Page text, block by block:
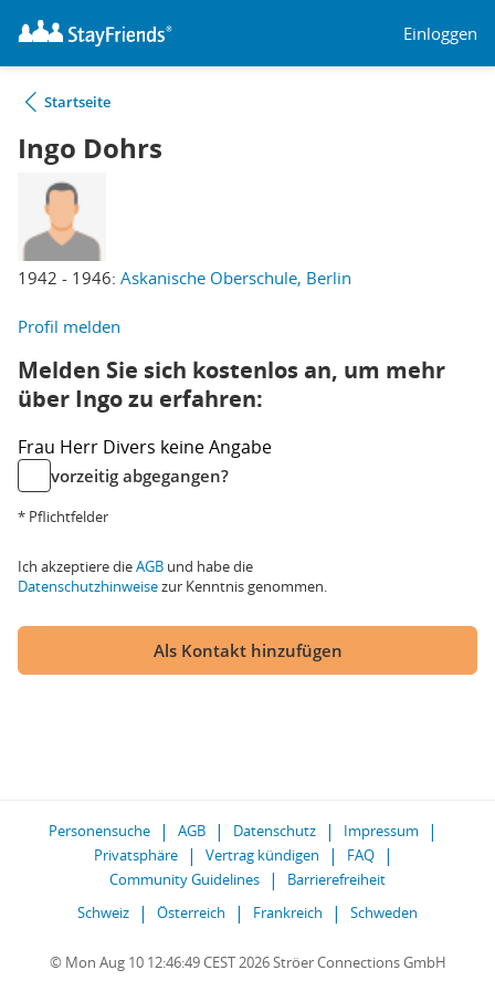
Einloggen
Startseite
Ingo Dohrs
1942 - 1946: Askanische Oberschule, Berlin
Profil melden
Melden Sie sich kostenlos an, um mehr
über Ingo zu erfahren:
Frau Herr Divers keine Angabe
vorzeitig abgegangen?
* Pflichtfelder
Ich akzeptiere dieAGB und habe die
Datenschutzhinweisezur Kenntnis genommen.
Als Kontakt hinzufügen
Personensuche AGB Datenschutz
Impressum
Privatsphäre
Vertrag kündigen
FAQ
Community Guidelines
Barrierefreiheit
Schweiz
Österreich Frankreich Schweden
© Mon Aug 10 12:46:49 CEST 2026 Ströer Connections GmbH